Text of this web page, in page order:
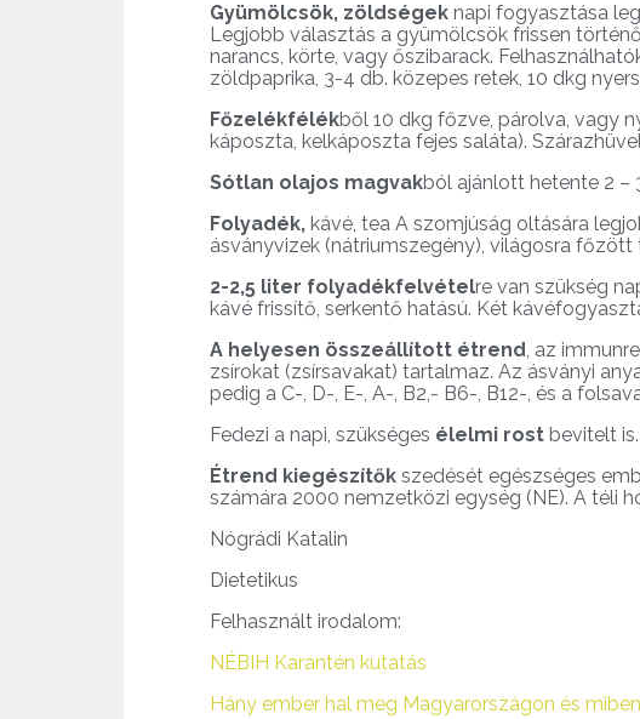
Gyümölcsök, zöldségek napi fogyasztása
Legjobb választás a gyümölcsök frissen
narancs, körte, vagy őszibarack.
zöldpaprika, 3-4 db. közepes retek, 10 dkg
Főzelékfélékből 10 dkg főzve, párolva, vagy
káposzta, kelkáposzta fejes saláta).
Sótlan olajos magvakból ajánlott hetente 2 –
Folyadék, kávé, tea A szomjúság oltására
ásványvizek (nátriumszegény), világosra főzött
2-2,5 liter folyadékfelvételre van szükség
kávé frissítő, serkentő hatású. Két
A helyesen összeállított étrend, az
zsírokat (zsírsavakat) tartalmaz. Az ásványi
pedig a C-, D-, E-, A-, B2,- B6-, B12-, és a
Fedezi a napi, szükséges élelmi rost bevitelt is.
Étrend kiegészítők szedését egészséges
számára 2000 nemzetközi egység (NE). A téli
Nógrádi Katalin
Dietetikus
Felhasznált irodalom:
NÉBIH Karantén kutatás
Hány ember hal meg Magyarországon és